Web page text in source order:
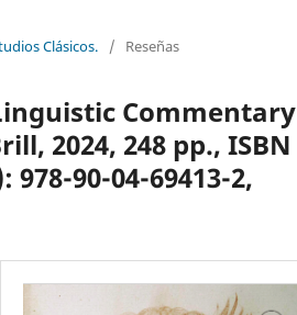
Clásicos. / Reseñas
Commentary
2024, 248 pp., ISBN
90-04-69413-2,